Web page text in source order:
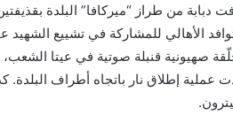
من طراز “ميركافا” البلدة
الأهالي للمشاركة في تشييع الشهيد
صهيونية قنبلة صوتية في عيتا الشعب،
عملية إطلاق نار باتجاه أطراف